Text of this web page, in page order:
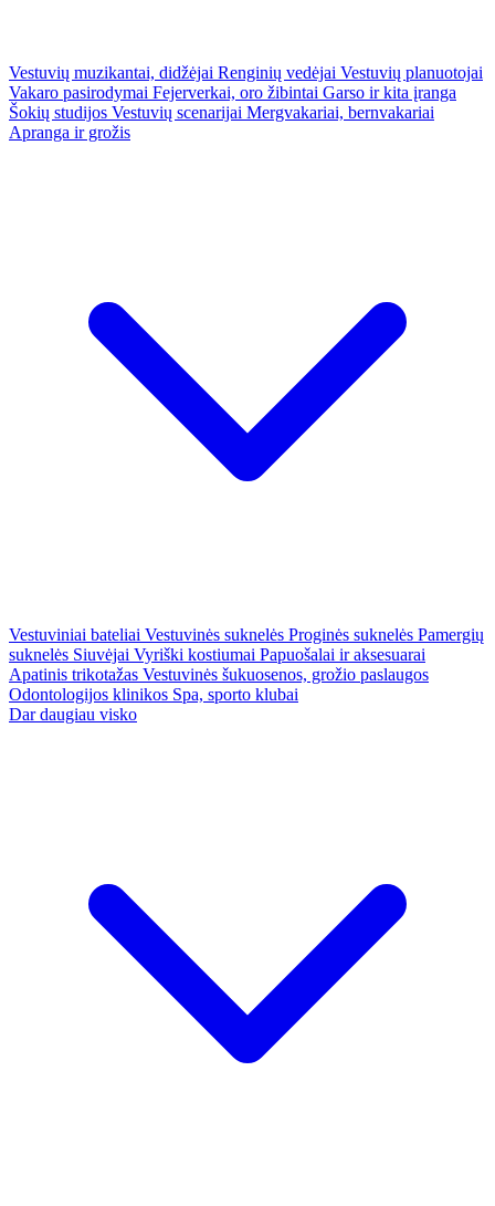
Vestuvių muzikantai, didžėjai Renginių vedėjai Vestuvių planuotojai
Vakaro pasirodymai Fejerverkai, oro žibintai Garso ir kita įranga
Šokių studijos Vestuvių scenarijai Mergvakariai, bernvakariai
Apranga ir grožis
Vestuviniai bateliai Vestuvinės suknelės Proginės suknelės Pamergių
suknelės Siuvėjai Vyriški kostiumai Papuošalai ir aksesuarai
Apatinis trikotažas Vestuvinės šukuosenos, grožio paslaugos
Odontologijos klinikos Spa, sporto klubai
Dar daugiau visko